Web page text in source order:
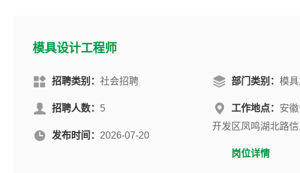
模具设计工程师
招聘类别： 社会招聘 部门类别： 模
招聘人数： 5 工作地点： 安
开发区凤鸣湖北路
发布时间： 2026-07-20
岗位详情